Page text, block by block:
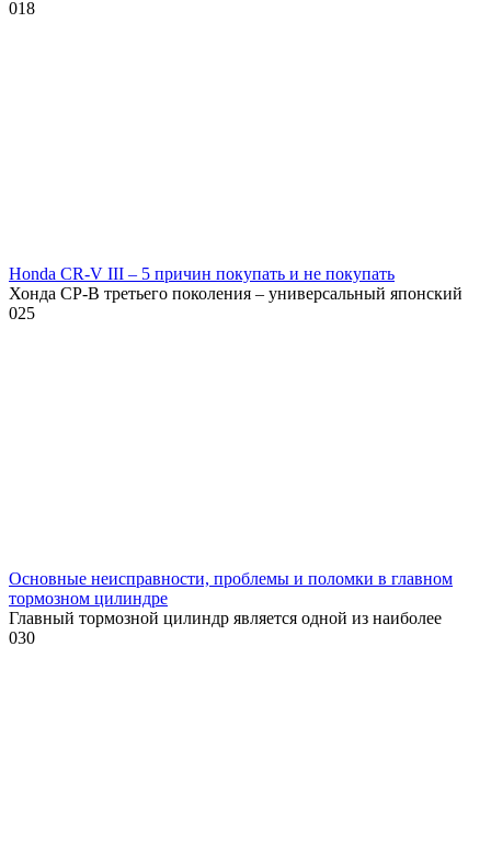
018
Honda CR-V III – 5 причин покупать и не покупать
Хонда СР-В третьего поколения – универсальный японский
025
Основные неисправности, проблемы и поломки в главном
тормозном цилиндре
Главный тормозной цилиндр является одной из наиболее
030